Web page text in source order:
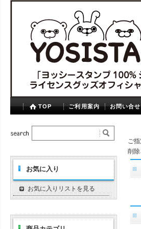
TOP ご利用案内 お問い合せ
ご
削
お気に入り
お気に入りリストを見る